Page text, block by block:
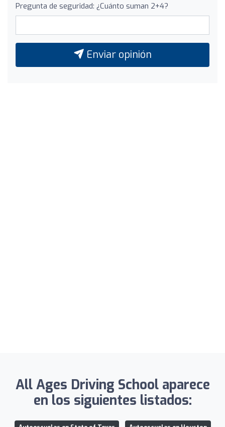
Pregunta de seguridad: ¿Cuánto suman 2+4?
Enviar opinión
All Ages Driving School aparece
en los siguientes listados: